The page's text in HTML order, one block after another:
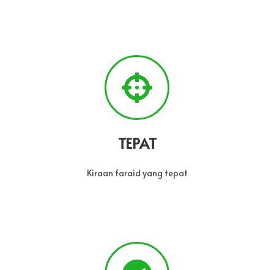
TEPAT
Kiraan faraid yang tepat